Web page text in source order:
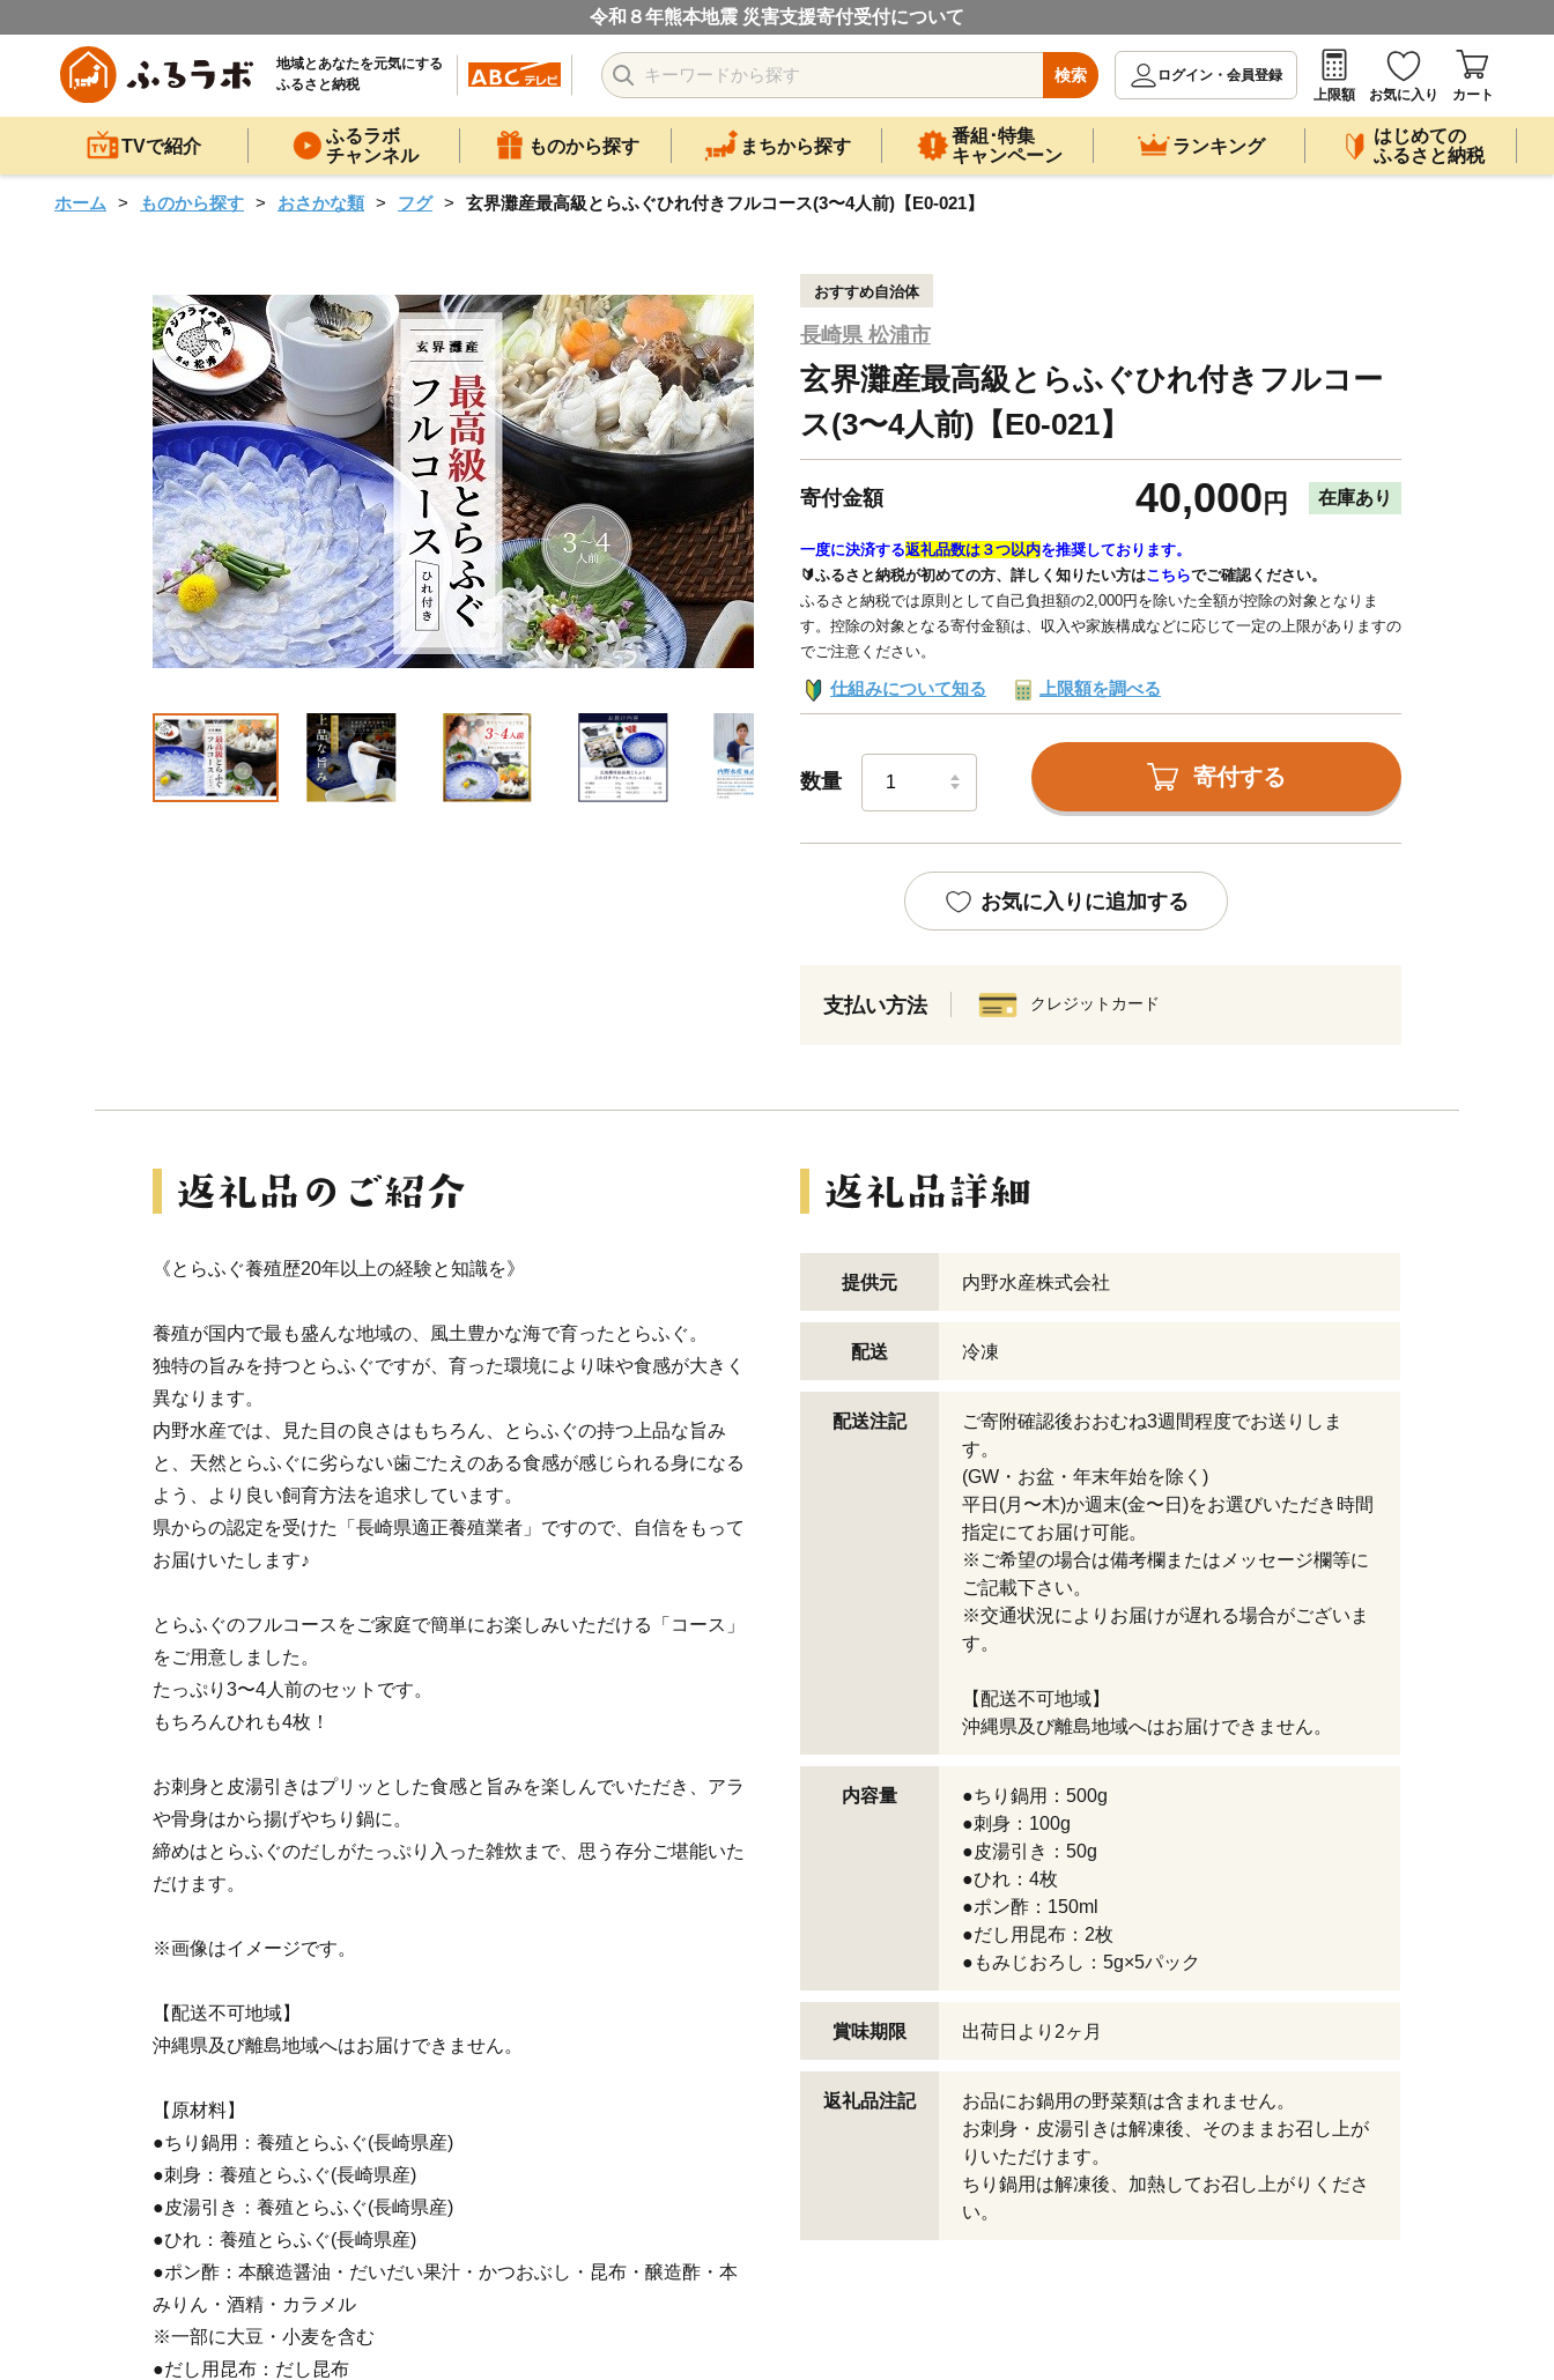
令和８年熊本地震 災害支援寄付受付について
地域とあなたを元気にする
ふるさと納税
検索
ログイン・会員登録
上限額
お気に入り カート
TVで紹介
ふるラボ
チャンネル
ものから探す まちから探す
番組･特集
キャンペーン
ランキング
はじめての
ふるさと納税
ホーム ものから探す おさかな類 フグ 玄界灘産最高級とらふぐひれ付きフルコース(3〜4人前)【E0-021】
おすすめ自治体
長崎県 松浦市
玄界灘産最高級とらふぐひれ付きフルコー
ス(3〜4人前)【E0-021】
寄付金額 40,000 円 在庫あり
一度に決済する返礼品数は３つ以内を推奨しております。
🔰ふるさと納税が初めての方、詳しく知りたい方はこちらでご確認ください。
ふるさと納税では原則として自己負担額の2,000円を除いた全額が控除の対象となりま
す。控除の対象となる寄付金額は、収入や家族構成などに応じて一定の上限がありますの
でご注意ください。
仕組みについて知る 上限額を調べる
数量 寄付する
お気に入りに追加する
支払い方法 クレジットカード
《とらふぐ養殖歴20年以上の経験と知識を》
養殖が国内で最も盛んな地域の、風土豊かな海で育ったとらふぐ。
独特の旨みを持つとらふぐですが、育った環境により味や食感が大きく
異なります。
内野水産では、見た目の良さはもちろん、とらふぐの持つ上品な旨み
と、天然とらふぐに劣らない歯ごたえのある食感が感じられる身になる
よう、より良い飼育方法を追求しています。
県からの認定を受けた「長崎県適正養殖業者」ですので、自信をもって
お届けいたします♪
とらふぐのフルコースをご家庭で簡単にお楽しみいただける「コース」
をご用意しました。
たっぷり3〜4人前のセットです。
もちろんひれも4枚！
お刺身と皮湯引きはプリッとした食感と旨みを楽しんでいただき、アラ
や骨身はから揚げやちり鍋に。
締めはとらふぐのだしがたっぷり入った雑炊まで、思う存分ご堪能いた
だけます。
※画像はイメージです。
【配送不可地域】
沖縄県及び離島地域へはお届けできません。
【原材料】
●ちり鍋用：養殖とらふぐ(長崎県産)
●刺身：養殖とらふぐ(長崎県産)
●皮湯引き：養殖とらふぐ(長崎県産)
●ひれ：養殖とらふぐ(長崎県産)
●ポン酢：本醸造醤油・だいだい果汁・かつおぶし・昆布・醸造酢・本
みりん・酒精・カラメル
※一部に大豆・小麦を含む
●だし用昆布：だし昆布
提供元 内野水産株式会社
配送 冷凍
配送注記
ご寄附確認後おおむね3週間程度でお送りしま
す。
(GW・お盆・年末年始を除く)
平日(月〜木)か週末(金〜日)をお選びいただき時間
指定にてお届け可能。
※ご希望の場合は備考欄またはメッセージ欄等に
ご記載下さい。
※交通状況によりお届けが遅れる場合がございま
す。
【配送不可地域】
沖縄県及び離島地域へはお届けできません。
内容量
●ちり鍋用：500g
●刺身：100g
●皮湯引き：50g
●ひれ：4枚
●ポン酢：150ml
●だし用昆布：2枚
●もみじおろし：5g×5パック
賞味期限 出荷日より2ヶ月
返礼品注記
お品にお鍋用の野菜類は含まれません。
お刺身・皮湯引きは解凍後、そのままお召し上が
りいただけます。
ちり鍋用は解凍後、加熱してお召し上がりくださ
い。